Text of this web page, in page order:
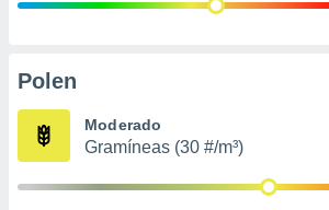
e
publicidad
Polen
Moderado
Gramíneas (30 #/m³)